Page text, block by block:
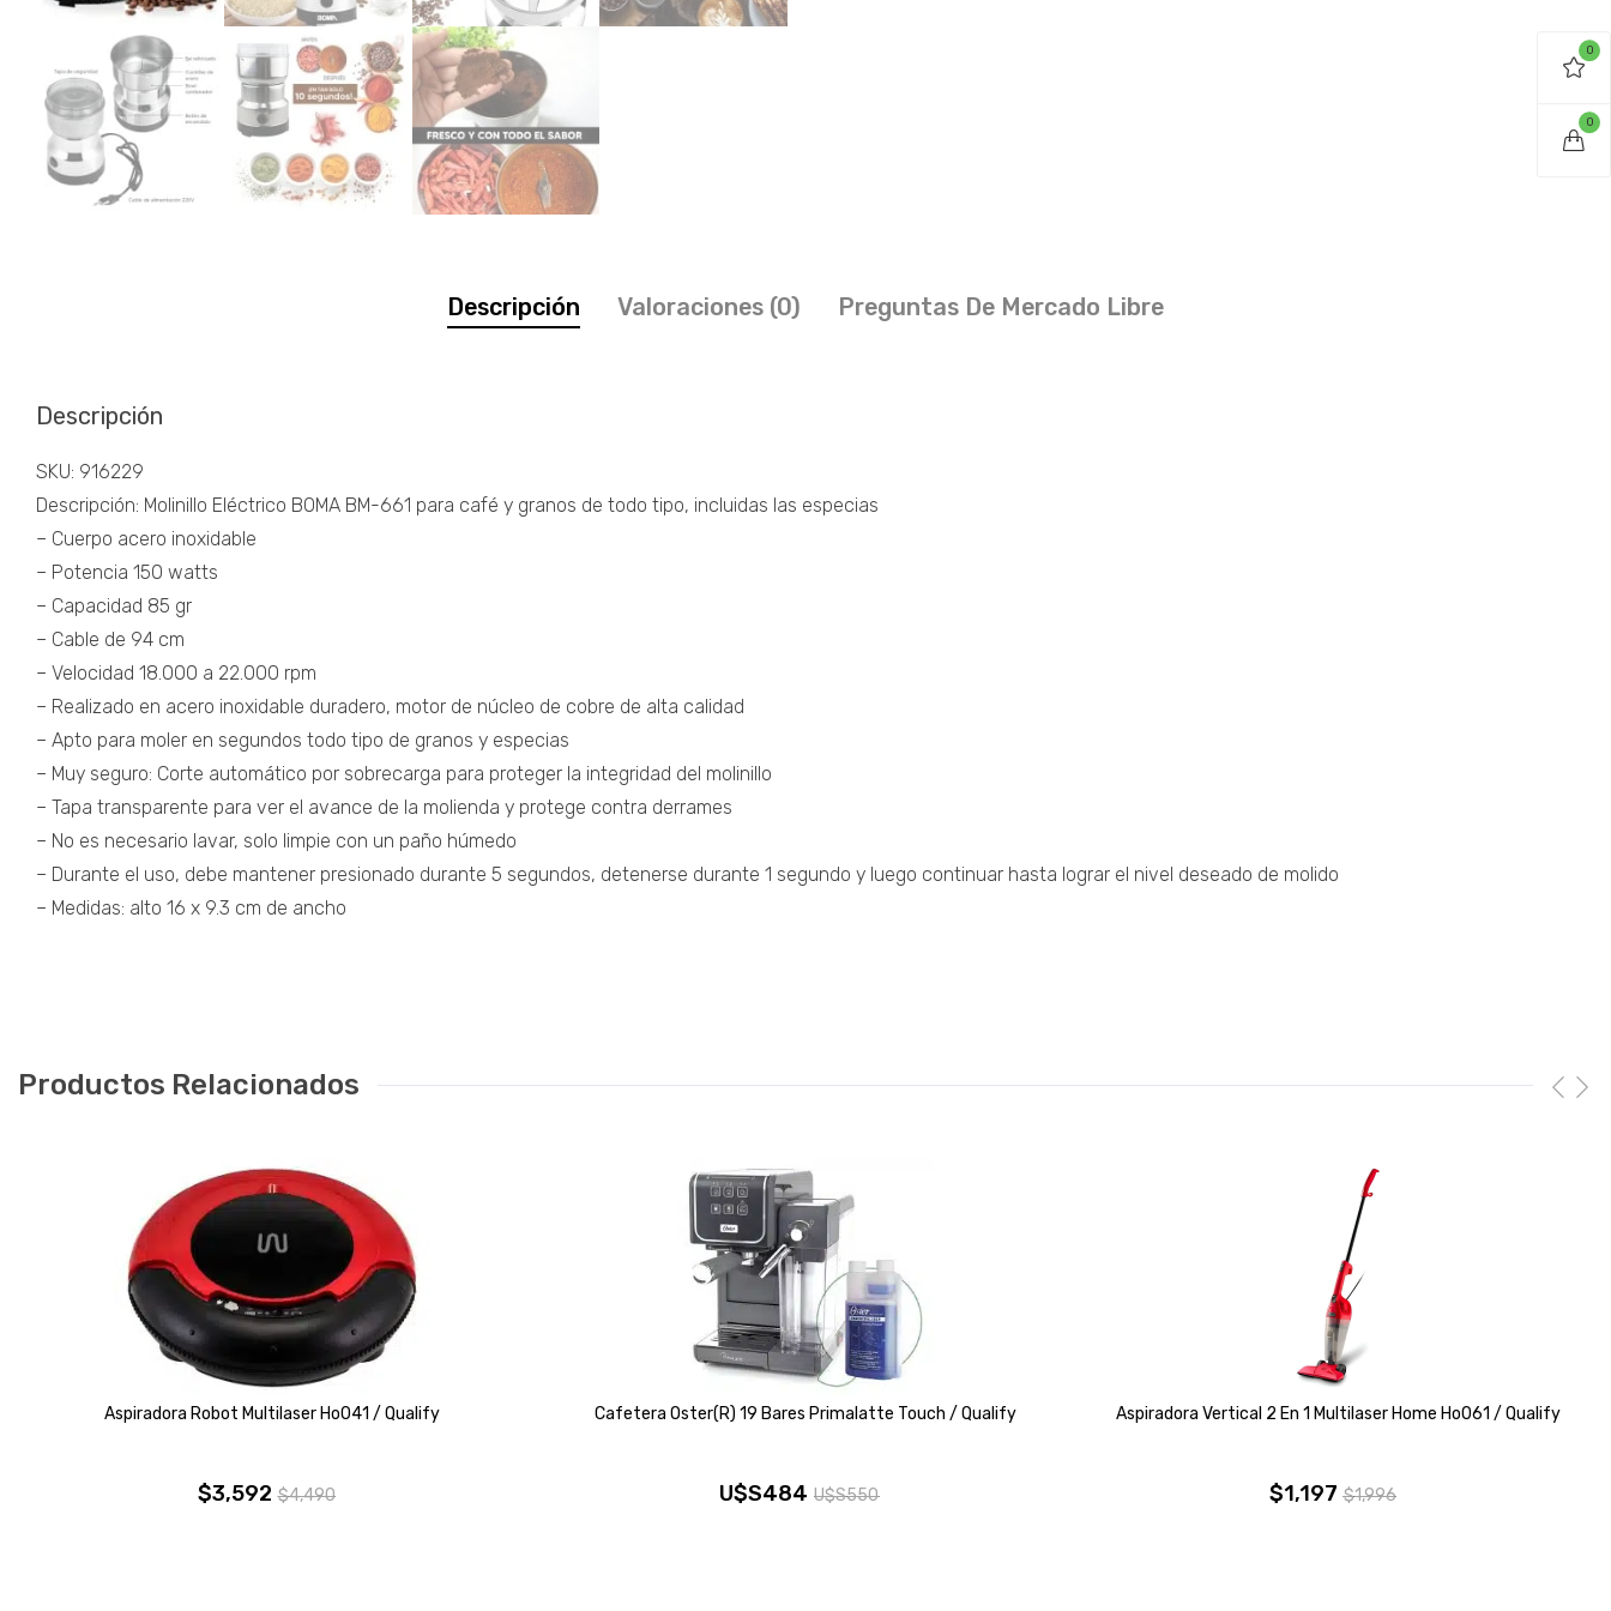
Descripción Valoraciones (0) Preguntas De Mercado Libre
Descripción
SKU: 916229
Descripción: Molinillo Eléctrico BOMA BM-661 para café y granos de todo tipo, incluidas las especias
– Cuerpo acero inoxidable
– Potencia 150 watts
– Capacidad 85 gr
– Cable de 94 cm
– Velocidad 18.000 a 22.000 rpm
– Realizado en acero inoxidable duradero, motor de núcleo de cobre de alta calidad
– Apto para moler en segundos todo tipo de granos y especias
– Muy seguro: Corte automático por sobrecarga para proteger la integridad del molinillo
– Tapa transparente para ver el avance de la molienda y protege contra derrames
– No es necesario lavar, solo limpie con un paño húmedo
– Durante el uso, debe mantener presionado durante 5 segundos, detenerse durante 1 segundo y luego continuar hasta lograr el nivel deseado de molido
– Medidas: alto 16 x 9.3 cm de ancho
Productos Relacionados
Aspiradora Robot Multilaser Ho041 / Qualify
$4,490
El
$3,592
El
Cafetera Oster(R) 19 Bares Primalatte Touch / Qualify
U$S550
U$S484
Aspiradora Vertical 2 En 1 Multilaser Home Ho061 / Qualify
$1,996
El
$1,197
El
0
0